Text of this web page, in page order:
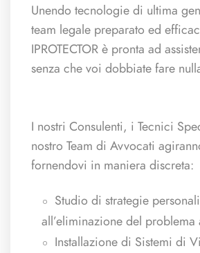
Unendo tecnologie di ultima
team legale preparato ed
IPROTECTOR è pronta ad
senza che voi dobbiate fare
I nostri Consulenti, i Tecnici
nostro Team di Avvocati
fornendovi in maniera discreta:
Studio di strategie
all’eliminazione del
Installazione di Sistemi di